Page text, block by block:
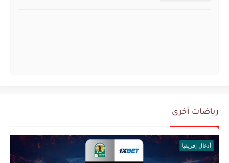
رياضات أخرى
أدغال إفريقيا